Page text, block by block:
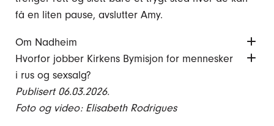
få en liten pause, avslutter Amy.
Om Nadheim
Hvorfor jobber Kirkens Bymisjon for mennesker
i rus og sexsalg?
Publisert 06.03.2026.
Foto og video: Elisabeth Rodrigues